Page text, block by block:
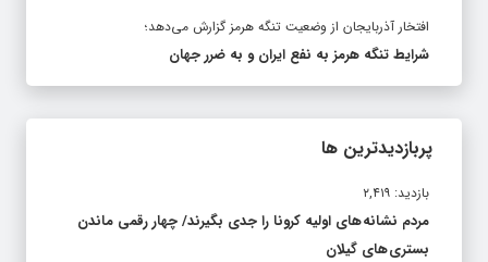
افتخار آذربایجان از وضعیت تنگه هرمز گزارش می‌دهد؛
شرایط تنگه هرمز به نفع ایران و به ضرر جهان
پربازدیدترین ها
بازدید: ۲,۴۱۹
مردم نشانه های اولیه کرونا را جدی بگیرند/ چهار رقمی ماندن
بستری های گیلان